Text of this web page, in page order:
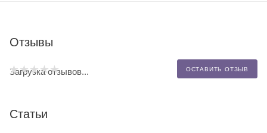
Отзывы
ОСТАВИТЬ ОТЗЫВ
Загрузка отзывов...
Статьи